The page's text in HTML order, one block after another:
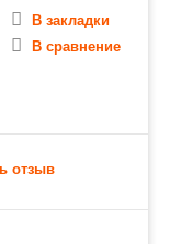
В закладки
В сравнение
отзыв